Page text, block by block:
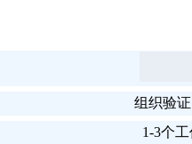
组织验
1-3个工